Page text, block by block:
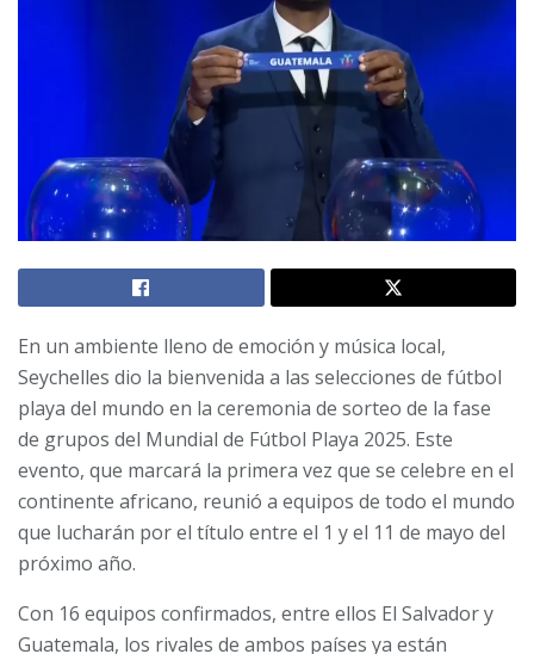
En un ambiente lleno de emoción y música local,
Seychelles dio la bienvenida a las selecciones de fútbol
playa del mundo en la ceremonia de sorteo de la fase
de grupos del Mundial de Fútbol Playa 2025. Este
evento, que marcará la primera vez que se celebre en el
continente africano, reunió a equipos de todo el mundo
que lucharán por el título entre el 1 y el 11 de mayo del
próximo año.
Con 16 equipos confirmados, entre ellos El Salvador y
Guatemala, los rivales de ambos países ya están